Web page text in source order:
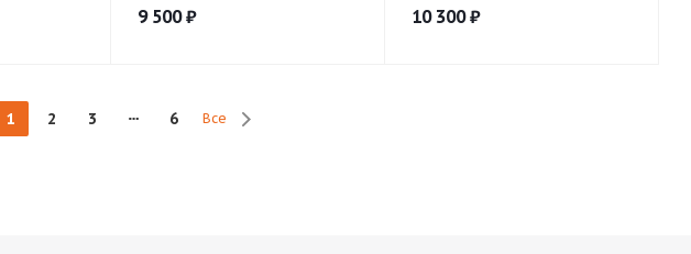
9 500₽ 10 300₽
1 2 3 6 Все